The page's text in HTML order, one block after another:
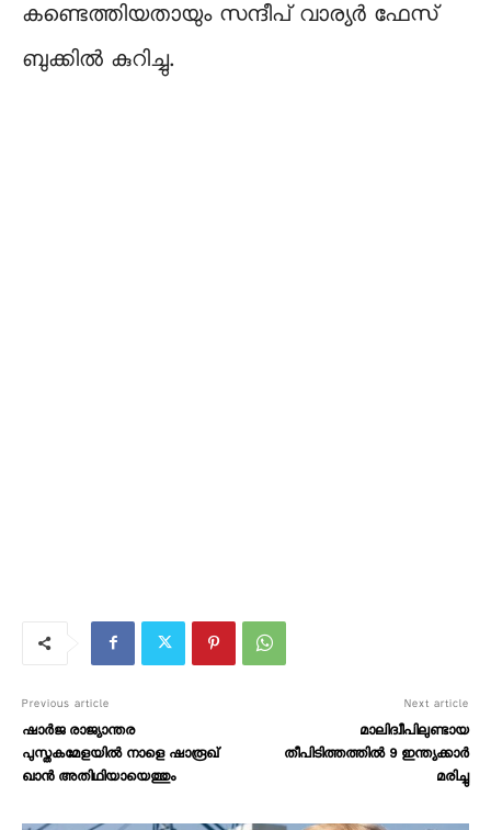
കണ്ടെത്തിയതായും സന്ദീപ് വാര്യർ ഫേസ്
ബുക്കിൽ കുറിച്ചു.
Previous article
ഷാര്‍ജ രാജ്യാന്തര
പുസ്തകമേളയില്‍ നാളെ ഷാരൂഖ്
ഖാന്‍ അതിഥിയായെത്തും
Next article
മാലിദ്വീപിലുണ്ടായ
തീപിടിത്തത്തിൽ 9 ഇന്ത്യക്കാർ
മരിച്ചു